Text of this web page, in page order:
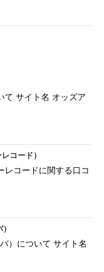
て サイト名 オッズア
コード）
レコードに関する口コ
）について サイト名